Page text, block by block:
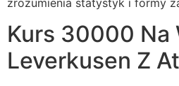
Kurs 30000 Na
Leverkusen Z